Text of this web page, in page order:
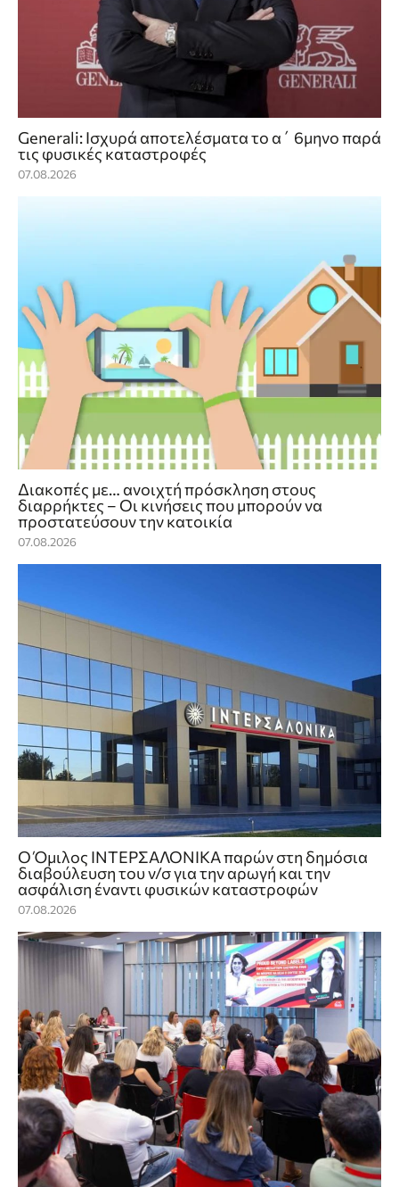
Generali: Ισχυρά αποτελέσματα το α΄ 6μηνο παρά
τις φυσικές καταστροφές
07.08.2026
Διακοπές με… ανοιχτή πρόσκληση στους
διαρρήκτες – Οι κινήσεις που μπορούν να
προστατεύσουν την κατοικία
07.08.2026
Ο Όμιλος ΙΝΤΕΡΣΑΛΟΝΙΚΑ παρών στη δημόσια
διαβούλευση του ν/σ για την αρωγή και την
ασφάλιση έναντι φυσικών καταστροφών
07.08.2026